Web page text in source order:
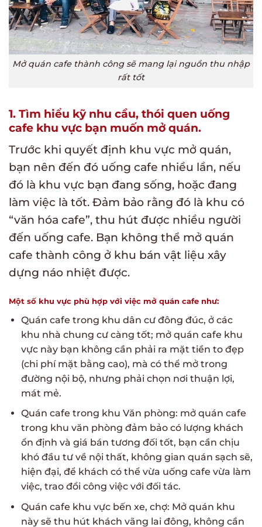
Mở quán cafe thành công sẽ mang lại nguồn thu nhập
rất tốt
1. Tìm hiểu kỹ nhu cầu, thói quen uống
cafe khu vực bạn muốn mở quán.
Trước khi quyết định khu vực mở quán,
bạn nên đến đó uống cafe nhiều lần, nếu
đó là khu vực bạn đang sống, hoặc đang
làm việc là tốt. Đảm bảo rằng đó là khu có
“văn hóa cafe”, thu hút được nhiều người
đến uống cafe. Bạn không thể mở quán
cafe thành công ở khu bán vật liệu xây
dựng náo nhiệt được.
Một số khu vực phù hợp với việc mở quán cafe như:
Quán cafe trong khu dân cư đông đúc, ở các
khu nhà chung cư càng tốt; mở quán cafe khu
vực này bạn không cần phải ra mặt tiền to đẹp
(chi phí mặt bằng cao), mà có thể mở trong
đường nội bộ, nhưng phải chọn nơi thuận lợi,
mát mẻ.
Quán cafe trong khu Văn phòng: mở quán cafe
trong khu văn phòng đảm bảo có lượng khách
ổn định và giá bán tương đối tốt, bạn cần chịu
khó đầu tư về nội thất, không gian quán sạch sẽ,
hiện đại, để khách có thể vừa uống cafe vừa làm
việc, trao đổi công việc với đối tác.
Quán cafe khu vực bến xe, chợ: Mở quán khu
này sẽ thu hút khách vãng lai đông, không cần